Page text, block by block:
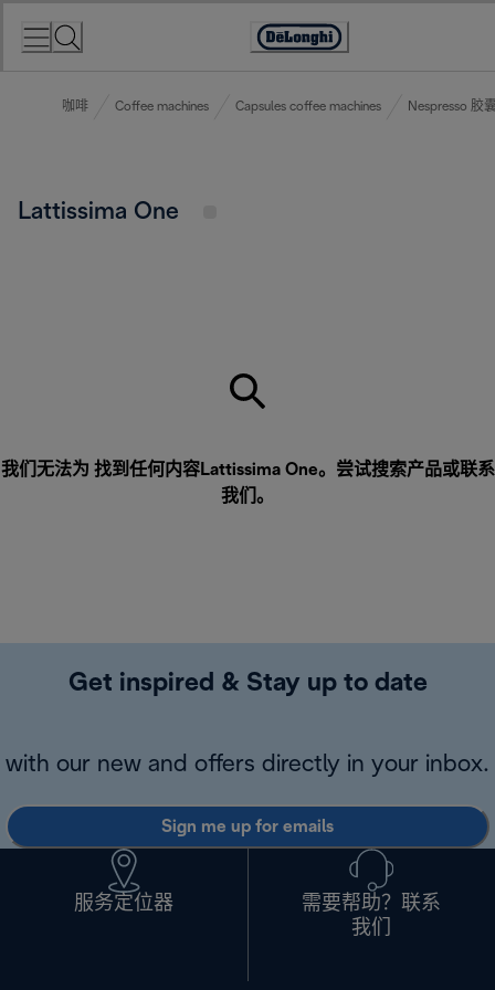
Accessibility
咖啡 Coffee machines Capsules coffee machines Nespresso 胶
Lattissima One
我们无法为 找到任何内容Lattissima One。尝试搜索产品或联系
我们 。
Get inspired & Stay up to date
with our new and offers directly in your inbox.
Sign me up for emails
服务定位器
需要帮助？联系
我们